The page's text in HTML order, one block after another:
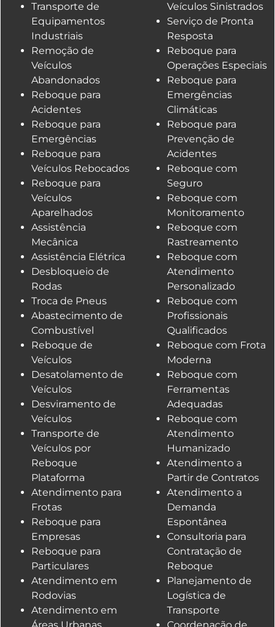
Transporte de
Equipamentos
Industriais
Remoção de
Veículos
Abandonados
Reboque para
Acidentes
Reboque para
Emergências
Reboque para
Veículos Rebocados
Reboque para
Veículos
Aparelhados
Assistência
Mecânica
Assistência Elétrica
Desbloqueio de
Rodas
Troca de Pneus
Abastecimento de
Combustível
Reboque de
Veículos
Desatolamento de
Veículos
Desviramento de
Veículos
Transporte de
Veículos por
Reboque
Plataforma
Atendimento para
Frotas
Reboque para
Empresas
Reboque para
Particulares
Atendimento em
Rodovias
Atendimento em
Veículos Sinistrados
Serviço de Pronta
Resposta
Reboque para
Operações Especiais
Reboque para
Emergências
Climáticas
Reboque para
Prevenção de
Acidentes
Reboque com
Seguro
Reboque com
Monitoramento
Reboque com
Rastreamento
Reboque com
Atendimento
Personalizado
Reboque com
Profissionais
Qualificados
Reboque com Frota
Moderna
Reboque com
Ferramentas
Adequadas
Reboque com
Atendimento
Humanizado
Atendimento a
Partir de Contratos
Atendimento a
Demanda
Espontânea
Consultoria para
Contratação de
Reboque
Planejamento de
Logística de
Transporte